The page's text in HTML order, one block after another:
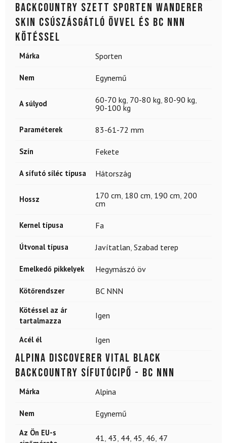
Backcountry szett SPORTEN Wanderer
SKIN csúszásgátló övvel és BC NNN
kötéssel
Márka Sporten
Nem Egynemű
A súlyod 60-70 kg, 70-80 kg, 80-90 kg,
90-100 kg
Paraméterek 83-61-72 mm
Szín Fekete
A sífutó síléc típusa Hátország
Hossz 170 cm, 180 cm, 190 cm, 200
cm
Kernel típusa Fa
Útvonal típusa Javítatlan, Szabad terep
Emelkedő pikkelyek Hegymászó öv
Kötőrendszer BC NNN
Kötéssel az ár
tartalmazza
Igen
Acél él Igen
ALPINA Discoverer Vital Black
backcountry sífutócipő - BC NNN
Márka Alpina
Nem Egynemű
Az Ön EU-s
41, 43, 44, 45, 46, 47